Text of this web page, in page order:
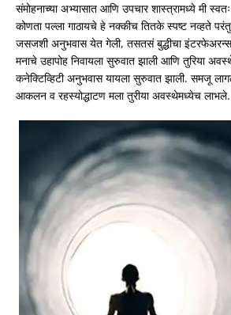
संमोहनाच्या अभ्यासात आणि उपचार शास्त्रामध्ये मी
कोणता पल्ला गाठायचे हे नक्कीच तितके स्पष्ट नव्हते
जसजशी अनुभवास येत गेली, तसतसं बुद्धीचा
मनाचे उहापोह निवायला सुरुवात झाली आणि तुरिया
कनेक्टिव्हिटी अनुभवास यायला सुरुवात झाली. समजू
आकलन व रहस्योद्धाटण मला तुरीया अवस्थेमध्येच